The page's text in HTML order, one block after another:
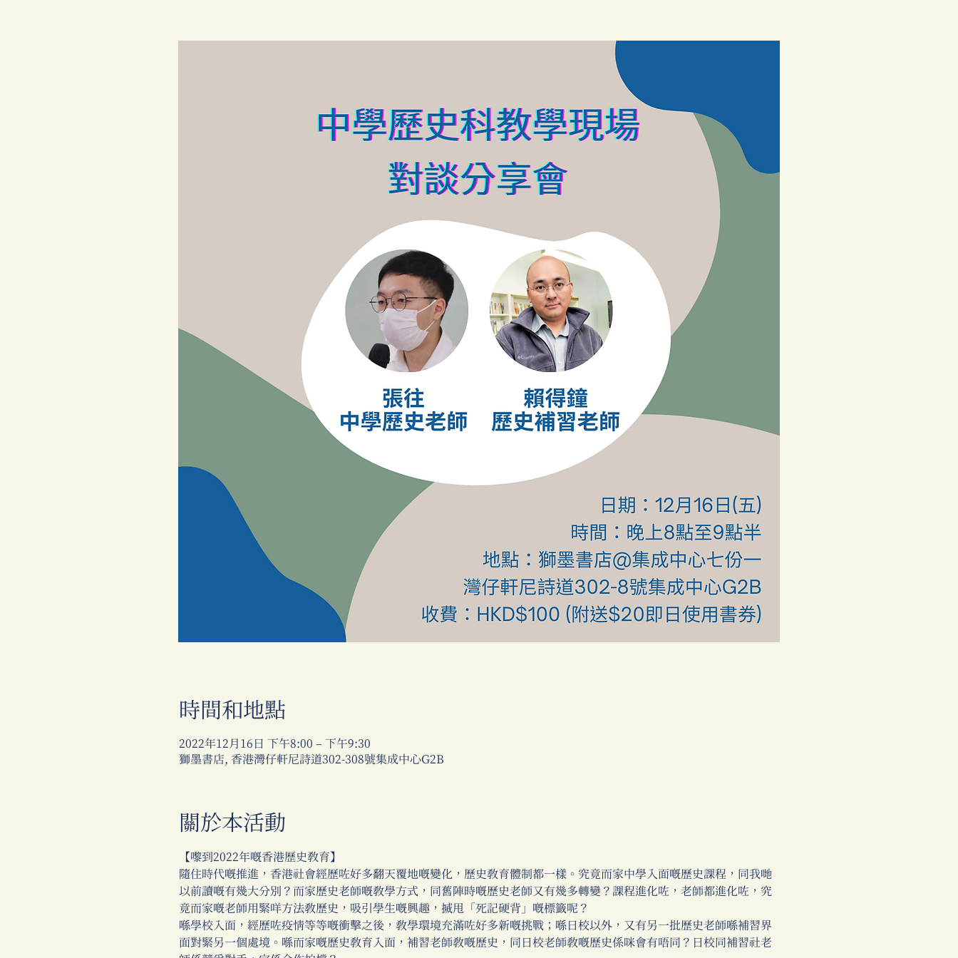
時間和地點
2022年12月16日 下午8:00 – 下午9:30
獅墨書店, 香港灣仔軒尼詩道302-308號集成中心G2B
關於本活動
【嚟到2022年嘅香港歷史教育】
隨住時代嘅推進，香港社會經歷咗好多翻天覆地嘅變化，歷史教育體制都一樣。究竟而家中學入面嘅歷史課程，同我哋
以前讀嘅有幾大分別？而家歷史老師嘅教學方式，同舊陣時嘅歷史老師又有幾多轉變？課程進化咗，老師都進化咗，究
竟而家嘅老師用緊咩方法教歷史，吸引學生嘅興趣，搣甩「死記硬背」嘅標籤呢？
喺學校入面，經歷咗疫情等等嘅衝擊之後，教學環境充滿咗好多新嘅挑戰；喺日校以外，又有另一批歷史老師喺補習界
面對緊另一個處境。喺而家嘅歷史教育入面，補習老師教嘅歷史，同日校老師教嘅歷史係咪會有唔同？日校同補習社老